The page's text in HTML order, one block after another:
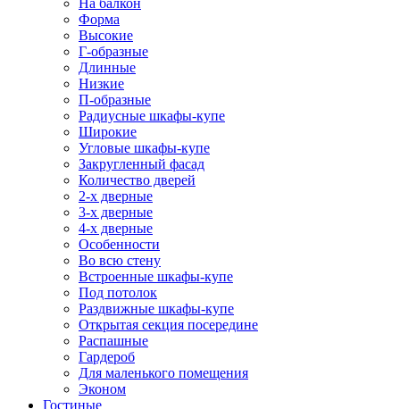
На балкон
Форма
Высокие
Г-образные
Длинные
Низкие
П-образные
Радиусные шкафы-купе
Широкие
Угловые шкафы-купе
Закругленный фасад
Количество дверей
2-х дверные
3-х дверные
4-х дверные
Особенности
Во всю стену
Встроенные шкафы-купе
Под потолок
Раздвижные шкафы-купе
Открытая секция посередине
Распашные
Гардероб
Для маленького помещения
Эконом
Гостиные